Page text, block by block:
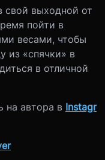
свой выходной от
пойти в
весами, чтобы
из «спячки» в
в отличной
на автора в Instagr